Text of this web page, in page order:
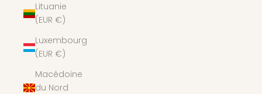
Lituanie
(EUR €)
Luxembourg
(EUR €)
Macédoine
du Nord